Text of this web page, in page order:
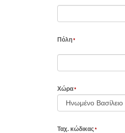
Πόλη
Χώρα
Ταχ. κώδικας